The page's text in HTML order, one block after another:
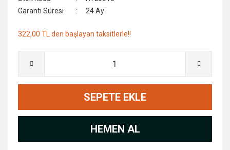
Garanti Süresi
24 Ay
322,00 TL den başlayan taksitlerle!!
SEPETE EKLE
HEMEN AL